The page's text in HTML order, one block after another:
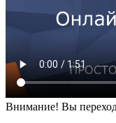
Внимание! Вы